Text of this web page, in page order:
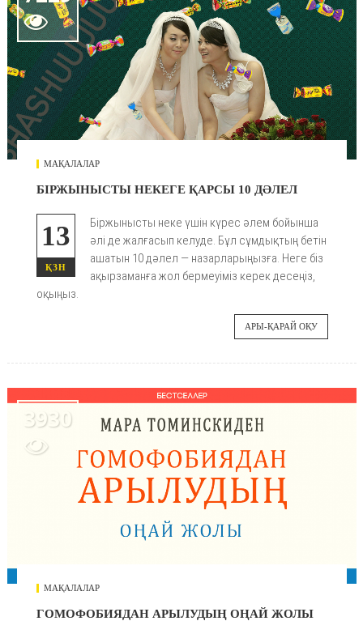

МАҚАЛАЛАР
БІРЖЫНЫСТЫ НЕКЕГЕ ҚАРСЫ 10 ДӘЛЕЛ
13
ҚЗН
Біржынысты неке үшін күрес әлем бойынша
әлі де жалғасып келуде. Бұл сұмдықтың бетін
ашатын 10 дәлел — назарларыңызға. Неге біз
ақырзаманға жол бермеуіміз керек десеңіз,
оқыңыз.
АРЫ-ҚАРАЙ ОҚУ
3930

МАҚАЛАЛАР
ГОМОФОБИЯДАН АРЫЛУДЫҢ ОҢАЙ ЖОЛЫ